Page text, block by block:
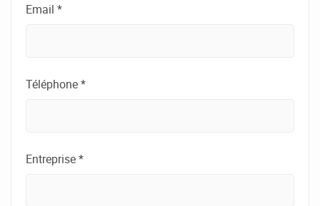
Email *
Téléphone *
Entreprise *